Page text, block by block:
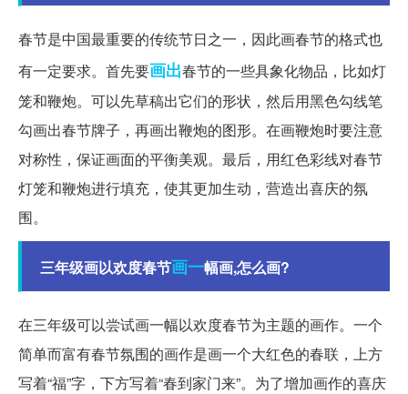
春节是中国最重要的传统节日之一，因此画春节的格式也
有一定要求。首先要画出春节的一些具象化物品，比如灯
笼和鞭炮。可以先草稿出它们的形状，然后用黑色勾线笔
勾画出春节牌子，再画出鞭炮的图形。在画鞭炮时要注意
对称性，保证画面的平衡美观。最后，用红色彩线对春节
灯笼和鞭炮进行填充，使其更加生动，营造出喜庆的氛
围。
三年级画以欢度春节画一幅画,怎么画?
在三年级可以尝试画一幅以欢度春节为主题的画作。一个
简单而富有春节氛围的画作是画一个大红色的春联，上方
写着“福”字，下方写着“春到家门来”。为了增加画作的喜庆